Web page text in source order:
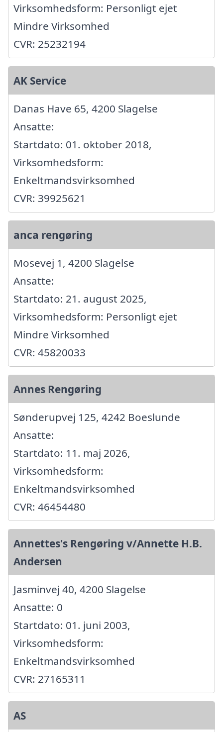
Virksomhedsform: Personligt ejet
Mindre Virksomhed
CVR: 25232194
AK Service
Danas Have 65, 4200 Slagelse
Ansatte:
Startdato: 01. oktober 2018,
Virksomhedsform:
Enkeltmandsvirksomhed
CVR: 39925621
anca rengøring
Mosevej 1, 4200 Slagelse
Ansatte:
Startdato: 21. august 2025,
Virksomhedsform: Personligt ejet
Mindre Virksomhed
CVR: 45820033
Annes Rengøring
Sønderupvej 125, 4242 Boeslunde
Ansatte:
Startdato: 11. maj 2026,
Virksomhedsform:
Enkeltmandsvirksomhed
CVR: 46454480
Annettes's Rengøring v/Annette H.B.
Andersen
Jasminvej 40, 4200 Slagelse
Ansatte: 0
Startdato: 01. juni 2003,
Virksomhedsform:
Enkeltmandsvirksomhed
CVR: 27165311
AS